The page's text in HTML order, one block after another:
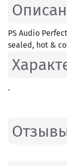
PS Audio
sealed, hot &
.